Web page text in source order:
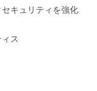
キュリティを強化
ス